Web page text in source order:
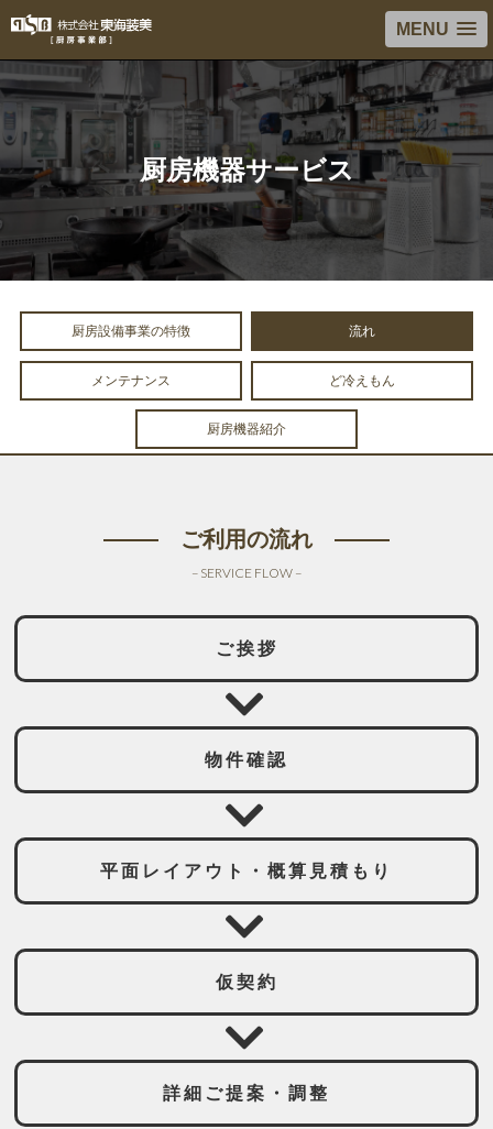
MENU
厨房機器サービス
厨房設備事業の特徴 流れ
メンテナンス ど冷えもん
厨房機器紹介
ご利用の流れ
– SERVICE FLOW –
ご挨拶
物件確認
平面レイアウト・概算見積もり
仮契約
詳細ご提案・調整